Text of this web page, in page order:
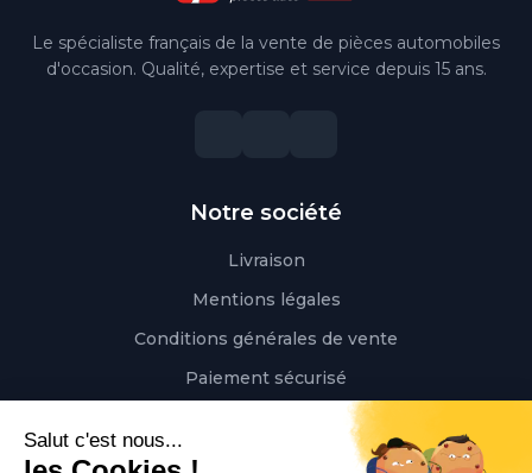
Le spécialiste français de la vente de pièces automobiles
d'occasion. Qualité, expertise et service depuis 15 ans.
Notre société
Livraison
Mentions légales
Conditions générales de vente
Paiement sécurisé
Qui sommes-nous ?